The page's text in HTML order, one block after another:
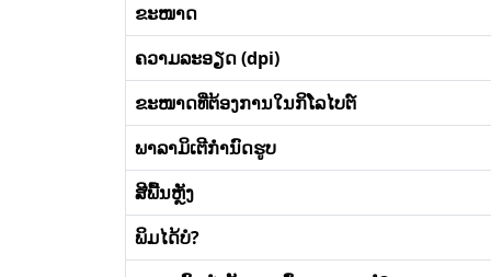
ຂະໜາດ
ຄວາມລະອຽດ (dpi)
ຂະໜາດທີ່ຕ້ອງການໃນກິໂລໄບຕ໌
ພາລາມິເຕີກໍານົດຮູບ
ສີພື້ນຫຼັງ
ພິມໄດ້ບໍ?